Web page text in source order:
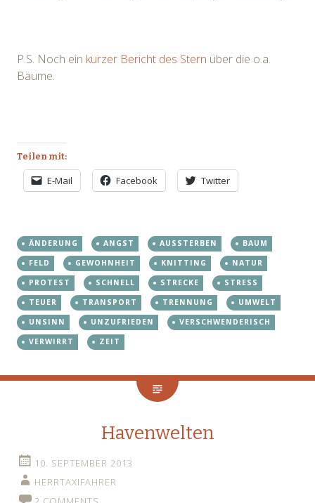
P.S. Noch ein kurzer Bericht des Stern über die o.a.
Bäume.
Teilen mit:
E-Mail Facebook Twitter
ÄNDERUNG ANGST AUSSTERBEN
BAUM
FELD
GEWOHNHEIT KNITTING
NATUR
PROTEST
SCHNELL STRECKE
STRESS
TEUER
TRANSPORT TRENNUNG
UMWELT
UNSINN
UNZUFRIEDEN
VERSCHWENDERISCH
VERWIRRT
ZEIT
Havenwelten
10. SEPTEMBER 2013
HERRTAXIFAHRER